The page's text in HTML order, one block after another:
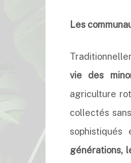
Les
vie des
agriculture
collectés
générations,